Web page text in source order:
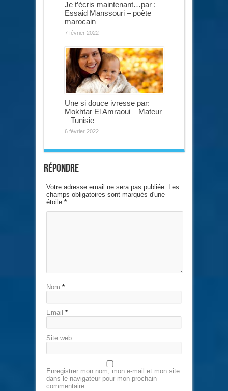
Je t’écris maintenant…par :
Essaid Manssouri – poète
marocain
7 février 2022
Une si douce ivresse par:
Mokhtar El Amraoui – Mateur
– Tunisie
6 février 2022
Répondre
Votre adresse email ne sera pas publiée. Les
champs obligatoires sont marqués d'une
étoile *
Nom *
Email *
Site web
Enregistrer mon nom, mon e-mail et mon site
dans le navigateur pour mon prochain
commentaire.